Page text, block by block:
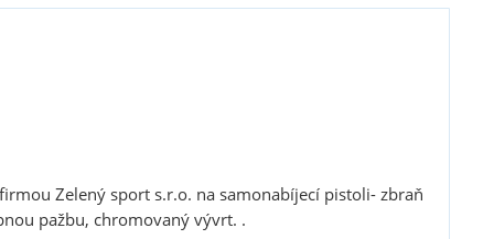
Zelený sport s.r.o. na samonabíjecí pistoli- zbraň
pažbu, chromovaný vývrt. .